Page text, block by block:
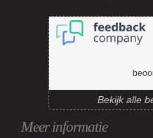
Bekijk alle
Meer informatie